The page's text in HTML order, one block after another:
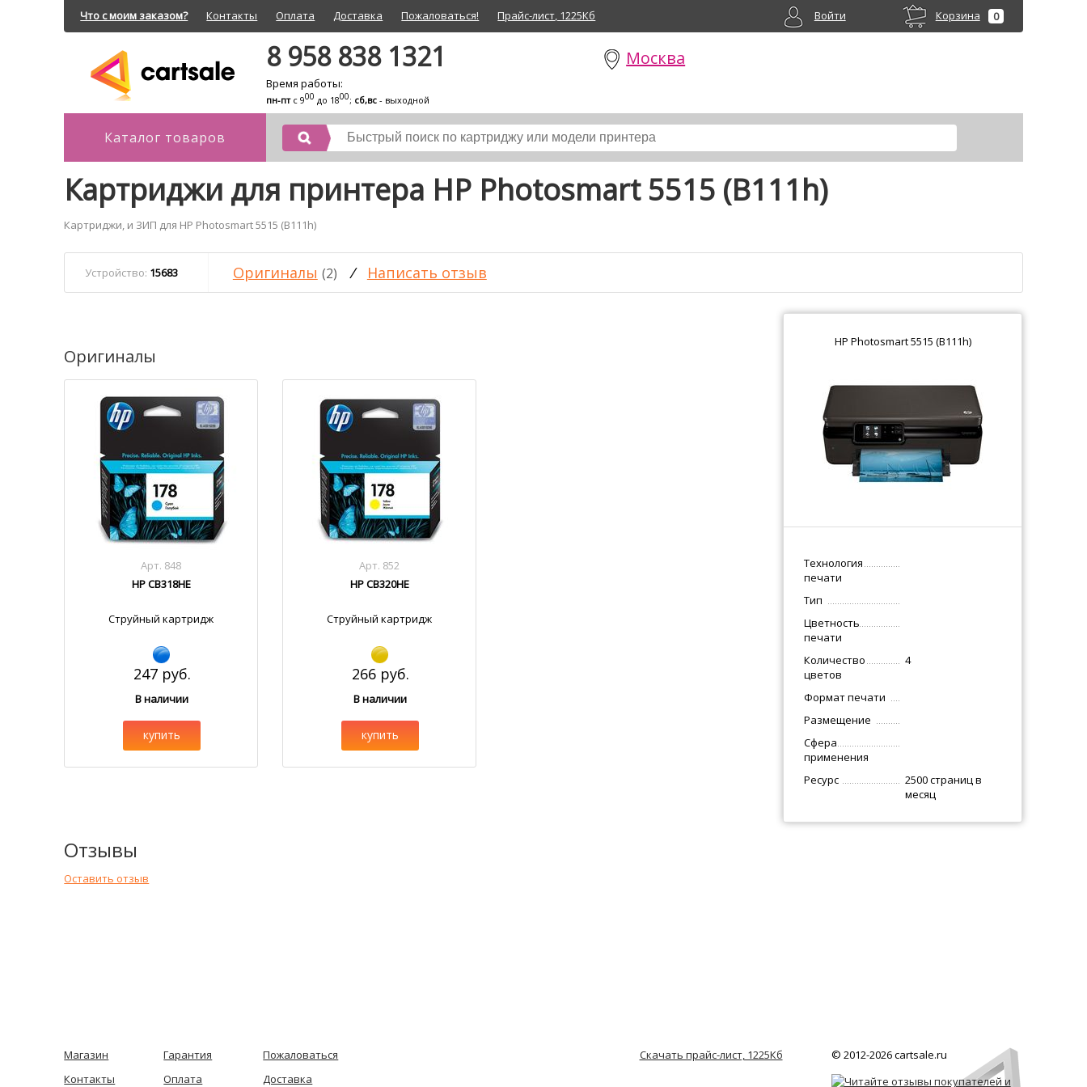
Что с моим заказом? Контакты Оплата Доставка Пожаловаться! Прайс-лист, 1225Кб Корзина 0
Войти
8 958 838 1321
Время работы:
пн-птс 900 до 1800; сб,вс - выходной
Москва
Каталог товаров
Картриджи для принтера HP Photosmart 5515 (B111h)
Картриджи, и ЗИП для HP Photosmart 5515 (B111h)
Устройство: 15683 Оригиналы (2) / Написать отзыв
Оригиналы
Арт. 848
HP CB318HE
Струйный картридж
247 руб.
В наличии
купить
Арт. 852
HP CB320HE
Струйный картридж
266 руб.
В наличии
купить
Отзывы
Оставить отзыв
HP Photosmart 5515 (B111h)
Технология
печати
Тип
Цветность
печати
Количество
цветов
4
Формат печати
Размещение
Сфера
применения
Ресурс
2500 страниц в
месяц
Магазин Гарантия
Пожаловаться
Контакты
Оплата Доставка
Скачать прайс-лист, 1225Кб © 2012-2026 cartsale.ru